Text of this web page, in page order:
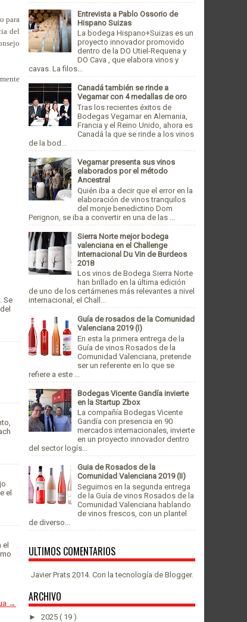
para
del
Se
el
el
→
Entrevista a Pablo Ossorio de
Hispano Suizas
La bodega Hispano+Suizas es un
proyecto innovador promovido
dentro de la DO Utiel-Requena y
DO Cava , que elabora vinos y
cavas. La filos...
Canadá también se rinde a
Vegamar con 4 medallas de oro
Tras los recientes éxitos de
Bodegas Vegamar en Alemania,
Francia y el Reino Unido, ahora es
Canadá la que se rinde a los vinos
de la bod...
Vegamar presenta sus vinos
elaborados por el método
Ancestral
Quién iba a decir que el error en la
elaboración de vinos tranquilos
del monje benedictino Dom
Perignon, se iba a convertir en una de las ...
Sierra Norte mejor bodega
valenciana en el Challenge
Internacional Du Vin de Burdeos
2018
Los vinos de Bodega Sierra Norte
han brillado en la última edición
de uno de los certámenes más relevantes a nivel
internacional, el Chall...
Guía de rosados de la Comunidad
Valenciana 2019 (I)
En esta la primera entrega de la
Guía de vinos Rosados de la
Comunidad Valenciana, pretende
ser un referente en lo que se
refiere a este ...
Bodegas Vicente Gandía invierte
en la Startup Zbox
La compañía Bodegas Vicente
Gandía con presencia en 90
mercados internacionales, invierte
en un proyecto innovador dentro
del sector logís...
Guia de Rosados de la
Comunidad Valenciana 2019 (II)
Seguimos en la segunda entrega
de la Guía de vinos Rosados de la
Comunidad Valenciana hablando
de vinos frescos, con un plantel
de diverso...
ULTIMOS COMENTARIOS
Javier Prats 2014. Con la tecnología de Blogger.
ARCHIVO
► 2025 ( 19 )